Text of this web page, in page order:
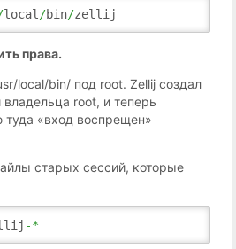
local /bin/zellij
права.
local/bin/ под root. Zellij создал
root, и теперь
«вход воспрещен»
старых сессий, которые
-*